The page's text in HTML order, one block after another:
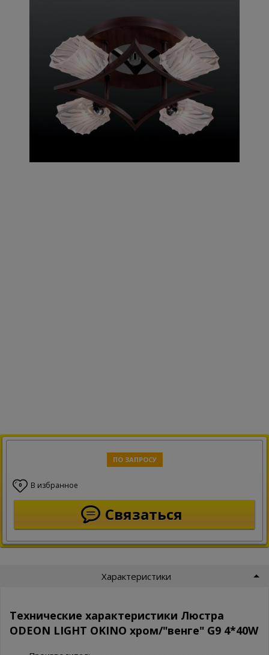
ПО ЗАПРОСУ
0 В избранное
Связаться
Характеристики
Технические характеристики Люстра
ODEON LIGHT OKINO хром/"венге" G9 4*40W